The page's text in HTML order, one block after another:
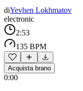
diYevhen Lokhmatov
electronic
2:53
135 BPM
Acquista brano
0:00